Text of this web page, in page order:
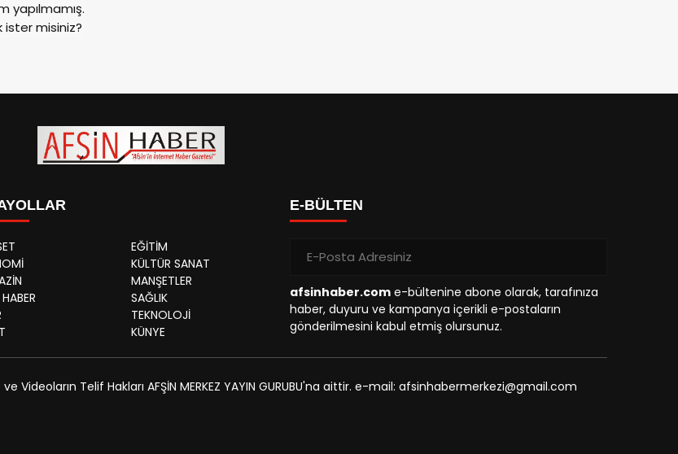
yapılmamış.
ister misiniz?
EĞİTİM
KÜLTÜR SANAT
MANŞETLER
SAĞLIK
TEKNOLOJİ
KÜNYE
E-BÜLTEN
afsinhaber.com e-bültenine abone olarak, tarafınıza
haber, duyuru ve kampanya içerikli e-postaların
gönderilmesini kabul etmiş olursunuz.
Videoların Telif Hakları AFŞİN MERKEZ YAYIN GURUBU'na aittir. e-mail: afsinhabermerkezi@gmail.com